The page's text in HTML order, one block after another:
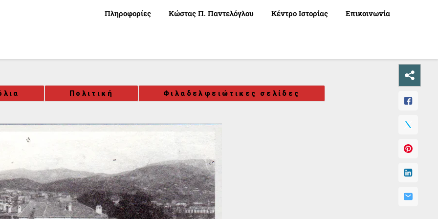
Πληροφορίες Κώστας Π. Παντελόγλου Κέντρο Ιστορίας Επικοινωνία
Πολιτική Φιλαδελφειώτικες σελίδες